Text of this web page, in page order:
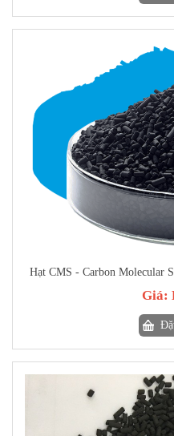
Hạt CMS - Carbon Molecular
Giá: